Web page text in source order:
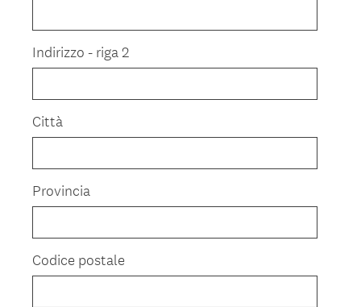
Indirizzo - riga 2
Città
Provincia
Codice postale